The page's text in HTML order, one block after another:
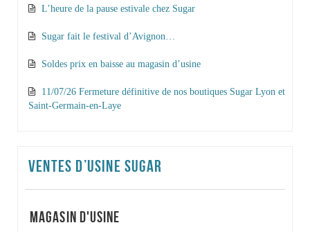
L’heure de la pause estivale chez Sugar
Sugar fait le festival d’Avignon…
Soldes prix en baisse au magasin d’usine
11/07/26 Fermeture définitive de nos boutiques Sugar Lyon et
Saint-Germain-en-Laye
VENTES D’USINE SUGAR
MAGASIN D'USINE